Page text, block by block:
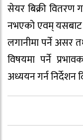
सेयर बिक्री वितरण
नभएको एवम् यसबाट
लगानीमा पर्ने असर
विषयमा पर्ने
अध्ययन गर्न